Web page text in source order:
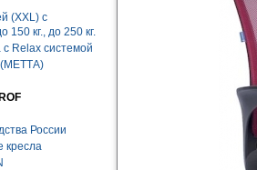
(XXL) с
150 кг., до 250 кг.
Relax системой
(МЕТТА)
России
кресла